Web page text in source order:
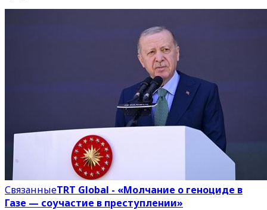
СвязанныеTRT Global - «Молчание о геноциде в
Газе — соучастие в преступлении»